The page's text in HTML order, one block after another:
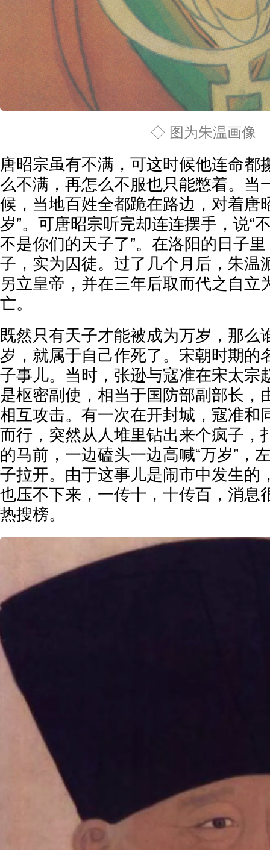
◇ 图为朱温画像
唐昭宗虽有不满，可这时候他连命都
么不满，再怎么不服也只能憋着。当
候，当地百姓全都跪在路边，对着唐
岁”。可唐昭宗听完却连连摆手，说“
不是你们的天子了”。在洛阳的日子
子，实为囚徒。过了几个月后，朱温
另立皇帝，并在三年后取而代之自立
亡。
既然只有天子才能被成为万岁，那么
岁，就属于自己作死了。宋朝时期的
子事儿。当时，张逊与寇准在宋太宗
是枢密副使，相当于国防部副部长，
相互攻击。有一次在开封城，寇准和
而行，突然从人堆里钻出来个疯子，
的马前，一边磕头一边高喊“万岁”，
子拉开。由于这事儿是闹市中发生的
也压不下来，一传十，十传百，消息
热搜榜。